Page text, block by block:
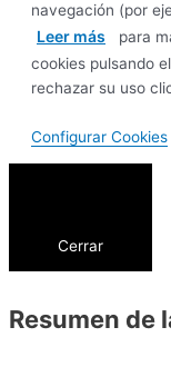
navegación (por
Leer más
para
cookies pulsando
rechazar su uso
Configurar Cookies
Cerrar
Resumen de